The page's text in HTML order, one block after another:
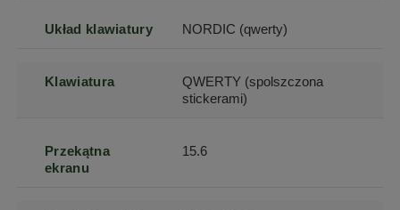
Układ klawiatury NORDIC (qwerty)
Klawiatura
QWERTY (spolszczona
stickerami)
Przekątna
ekranu
15.6